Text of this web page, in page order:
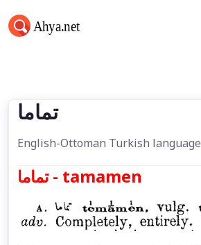
تماما
تماما
تماما - tamamen